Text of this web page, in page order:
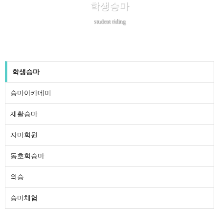
학생승마
student riding
학생승마
승마아카데미
재활승마
자마회원
동호회승마
외승
승마체험